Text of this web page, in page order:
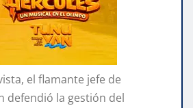
el flamante jefe de
defendió la gestión del